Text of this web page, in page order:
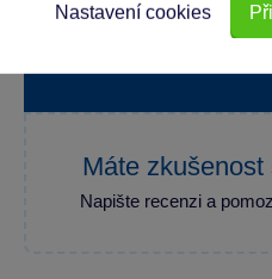
Průměr z 1
Máte
Napište recenzi a
Nastavení cookies